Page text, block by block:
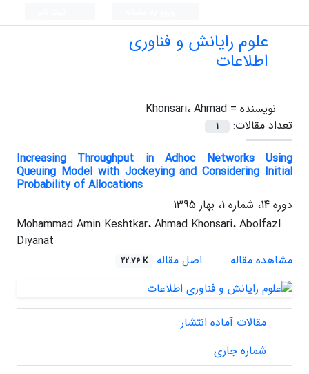
علوم رایانش و فناوری
اطلاعات
نویسنده = Khonsari، Ahmad
تعداد مقالات:
1
Increasing Throughput in Adhoc Networks Using
Queuing Model with Jockeying and Considering Initial
Probability of Allocations
دوره 14، شماره 1، بهار 1395
Mohammad Amin Keshtkar، Ahmad Khonsari، Abolfazl
Diyanat
مشاهده مقاله
اصل مقاله 22.76 K
مقالات آماده انتشار
شماره جاری